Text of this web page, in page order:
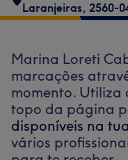
Laranjeiras, 2560-
Marina Loreti
marcações
momento. Utiliza
topo da página
disponíveis na
vários